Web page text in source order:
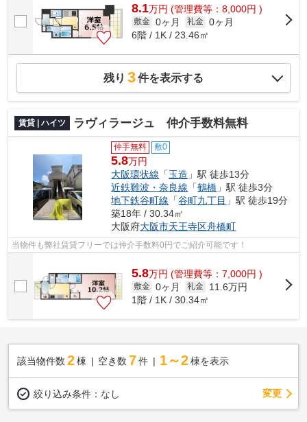
8.1万円 (管理費等：8,000円 )
敷金 0ヶ月 礼金 0ヶ月
6階 / 1K / 23.46㎡
残り 3件を表示する
賃貸 | ハイツ ラヴィラージュ 仲介手数料無料
仲手無料 敷0
5.8万円
大阪環状線 「玉造 」駅 徒歩13分
近鉄難波・奈良線 「鶴橋 」駅 徒歩3分
地下鉄谷町線 「谷町九丁目 」駅 徒歩19分
築18年 / 30.34㎡
大阪府大阪市天王寺区舟橋町
当物件も弊社賃貸フリーでは仲介手数料0円でご紹介可能です！
5.8万円 (管理費等：7,000円 )
敷金 0ヶ月 礼金
11.6万円
1階 / 1K / 30.34㎡
該当物件数 2棟 空き数 7 件 1～2 棟を表示
絞り込み条件： なし 変更